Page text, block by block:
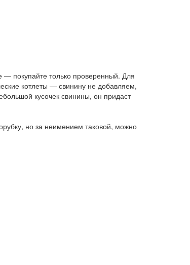
покупайте только проверенный. Для
котлеты — свинину не добавляем,
кусочек свинины, он придаст
но за неимением таковой, можно